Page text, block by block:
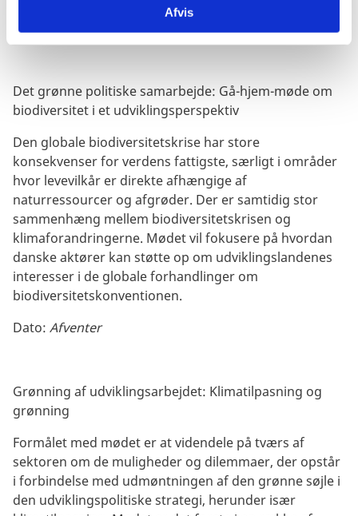
Afvis
Fremtidige arrangementer
Det grønne politiske samarbejde: Gå-hjem-møde om
biodiversitet i et udviklingsperspektiv
Den globale biodiversitetskrise har store
konsekvenser for verdens fattigste, særligt i områder
hvor levevilkår er direkte afhængige af
naturressourcer og afgrøder. Der er samtidig stor
sammenhæng mellem biodiversitetskrisen og
klimaforandringerne. Mødet vil fokusere på hvordan
danske aktører kan støtte op om udviklingslandenes
interesser i de globale forhandlinger om
biodiversitetskonventionen.
Dato: Afventer
Grønning af udviklingsarbejdet: Klimatilpasning og
grønning
Formålet med mødet er at videndele på tværs af
sektoren om de muligheder og dilemmaer, der opstår
i forbindelse med udmøntningen af den grønne søjle i
den udviklingspolitiske strategi, herunder især